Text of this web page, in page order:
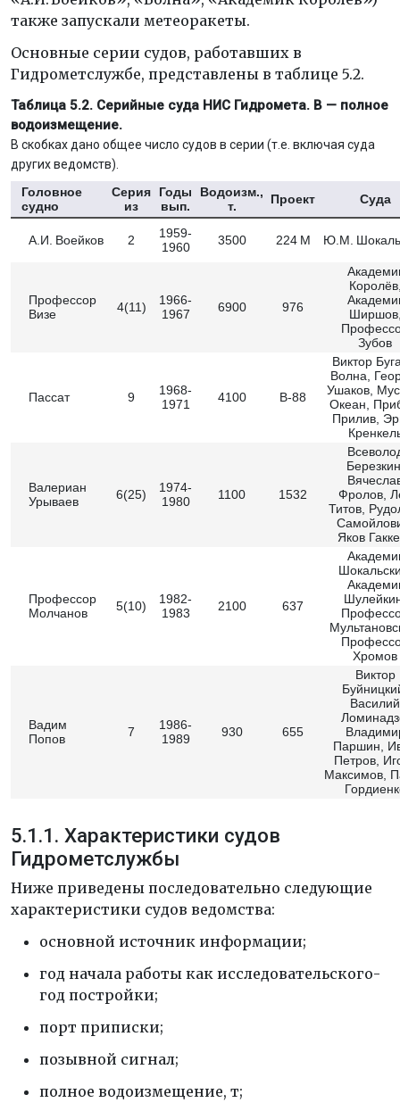
также запускали метеоракеты.
Основные серии судов, работавших в
Гидрометслужбе, представлены в таблице 5.2.
Таблица 5.2. Серийные суда НИС Гидромета. В — полное
водоизмещение.
В скобках дано общее число судов в серии (т.е. включая суда
других ведомств).
Головное
судно
Серия
из
Годы
вып.
Водоизм.,
т.
Проект Суда
А.И. Воейков 2
1959-
1960
3500 224 М Ю.М.
Профессор
Визе
4(11)
1966-
1967
6900 976
Зубов
Пассат 9
1968-
1971
4100 В-88
Виктор
Волна,
Ушаков,
Океан,
Прилив,
Валериан
Урываев
6(25)
1974-
1980
1100 1532
Фролов,
Титов,
Яков
Профессор
Молчанов
5(10)
1982-
1983
2100 637
Хромов
Вадим
Попов
7
1986-
1989
930 655
Виктор
Василий
Паршин,
Петров,
Максимов,
5.1.1. Характеристики судов
Гидрометслужбы
Ниже приведены последовательно следующие
характеристики судов ведомства:
основной источник информации;
год начала работы как исследовательского-
год постройки;
порт приписки;
позывной сигнал;
полное водоизмещение, т;